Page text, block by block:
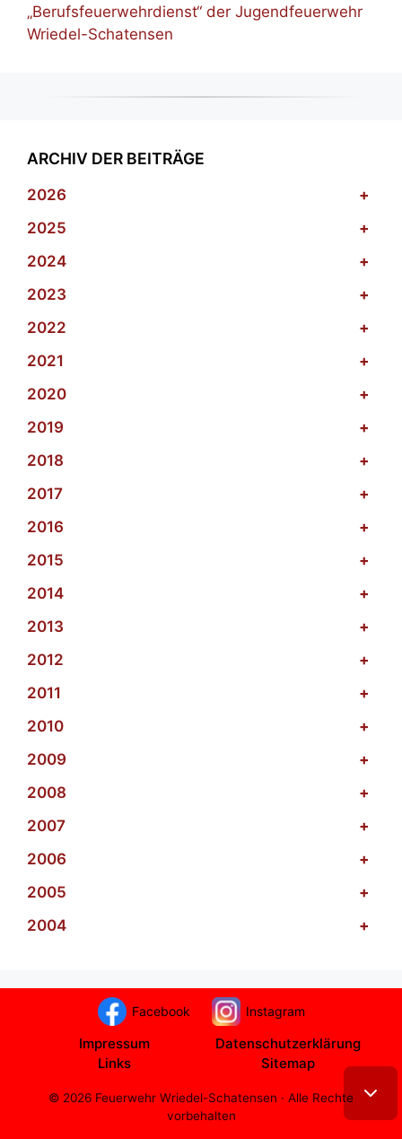
„Berufsfeuerwehrdienst“ der Jugendfeuerwehr
Wriedel-Schatensen
ARCHIV DER BEITRÄGE
2026
+
2025
+
2024
+
2023
+
2022
+
2021
+
2020
+
2019
+
2018
+
2017
+
2016
+
2015
+
2014
+
2013
+
2012
+
2011
+
2010
+
2009
+
2008
+
2007
+
2006
+
2005
+
2004
+
Facebook Instagram
Impressum
Datenschutzerklärung
Links
Sitemap
© 2026 Feuerwehr Wriedel-Schatensen · Alle Rechte
vorbehalten